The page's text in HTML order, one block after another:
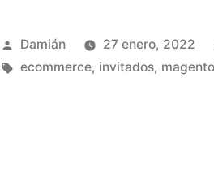
Publicado
por
Damián 27 enero, 2022
Etiquetas:
ecommerce, invitados,